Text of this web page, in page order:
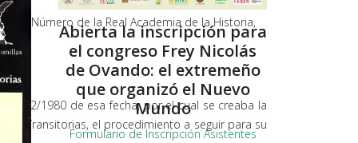
de Número de la Real Academia de la Historia,
1422/1980 de esa fecha, por el cual se creaba la
Transitorias, el procedimiento a seguir para su
Abierta la inscripción para
el congreso Frey Nicolás
de Ovando: el extremeño
que organizó el Nuevo
Mundo
Formulario de Inscripción Asistentes